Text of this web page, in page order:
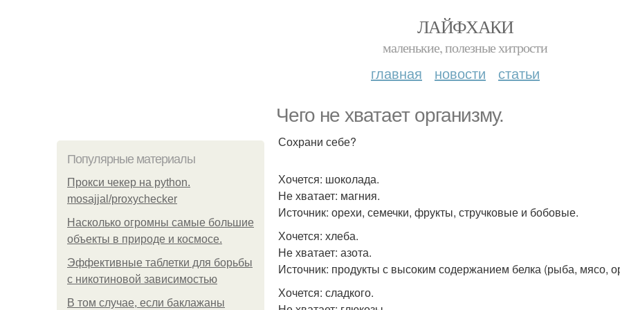
ЛАЙФХАКИ
маленькие, полезные хитрости
главная новости статьи
Чего не хватает организму.
Популярные материалы
Прокси чекер на python.
mosajjal/proxychecker
Насколько огромны самые большие
объекты в природе и космосе.
Эффективные таблетки для борьбы
с никотиновой зависимостью
В том случае, если баклажаны
Сохрани себе?
Хочется: шоколада.
Не хватает: магния.
Источник: орехи, семечки, фрукты, стручковые и бобовые.
Хочется: хлеба.
Не хватает: азота.
Источник: продукты с высоким содержанием белка (рыба, мясо,
Хочется: сладкого.